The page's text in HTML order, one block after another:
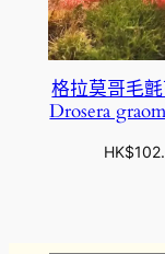
格拉莫哥毛
Drosera
HK$